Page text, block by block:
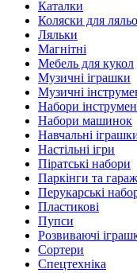
Каталки
Коляски для
Ляльки
Магнітні
Мебель для кукол
Музичні іграшки
Музичні
Набори
Набори машинок
Навчальні
Настільні ігри
Піратські набори
Паркінги та
Перукарські
Пластикові
Пупси
Розвиваючі
Сортери
Спецтехніка